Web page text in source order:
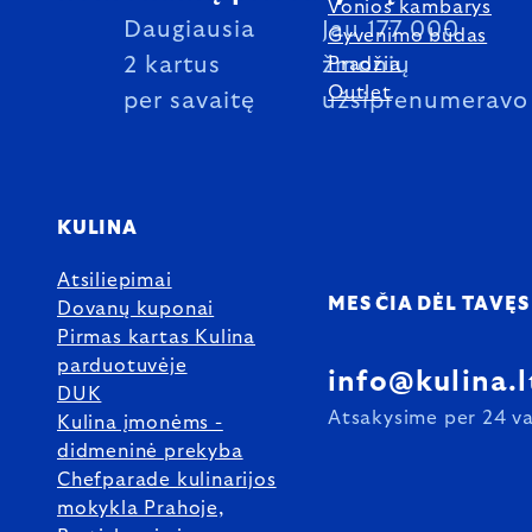
Daugiausia
2 kartus
per savaitę
Jau 177 000
žmonių
užsiprenumeravo
Vonios kambarys
Gyvenimo būdas
Pradžia
Outlet
KULINA
Atsiliepimai
Dovanų kuponai
Pirmas kartas Kulina
parduotuvėje
DUK
Kulina įmonėms -
didmeninė prekyba
Chefparade kulinarijos
mokykla Prahoje,
MES ČIA DĖL TAVĘS
Atsakysime per 24